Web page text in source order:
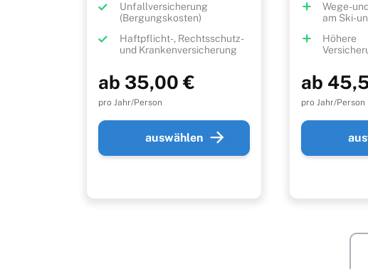
Unfallversicherung
(Bergungskosten)
Haftpflicht-, Rechtsschutz-
und Krankenversicherung
ab 35,00 €
pro Jahr/Person
auswählen
Wege-
am Ski-
Höhere
ab
pro Jahr/Person